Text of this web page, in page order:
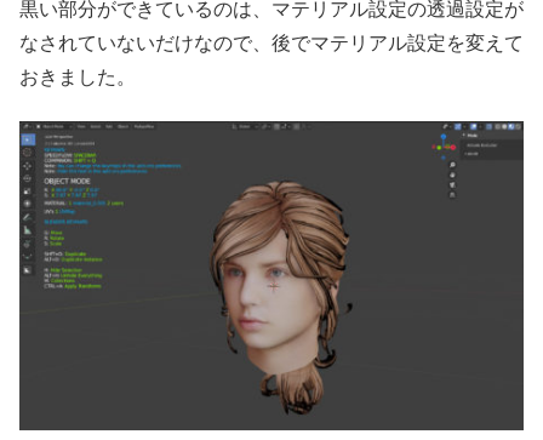
黒い部分ができているのは、マテリアル設定の透過設定が
なされていないだけなので、後でマテリアル設定を変えて
おきました。